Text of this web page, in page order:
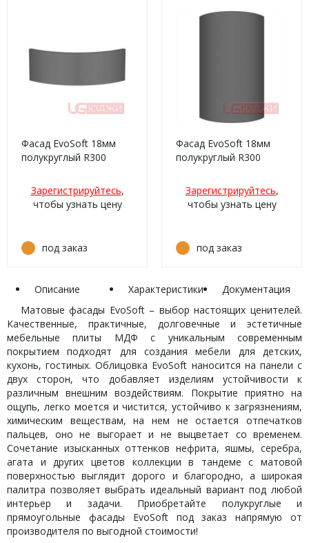
Фасад EvoSoft 18мм
полукруглый R300
EVS008 Холодный
жемчуг кромка цвет
Зарегистрируйтесь,
чтобы узнать цену
под заказ
Фасад EvoSoft 18мм
полукруглый R300
EVS008 Холодный
жемчуг кромка цвет
Зарегистрируйтесь,
чтобы узнать цену
под заказ
Описание Характеристики
Документация
Матовые фасады EvoSoft – выбор настоящих ценителей.
Качественные, практичные, долговечные и эстетичные
мебельные плиты МДФ с уникальным современным
покрытием подходят для создания мебели для детских,
кухонь, гостиных. Облицовка EvoSoft наносится на панели с
двух сторон, что добавляет изделиям устойчивости к
различным внешним воздействиям. Покрытие приятно на
ощупь, легко моется и чистится, устойчиво к загрязнениям,
химическим веществам, на нем не остается отпечатков
пальцев, оно не выгорает и не выцветает со временем.
Сочетание изысканных оттенков нефрита, яшмы, серебра,
агата и других цветов коллекции в тандеме с матовой
поверхностью выглядит дорого и благородно, а широкая
палитра позволяет выбрать идеальный вариант под любой
интерьер и задачи. Приобретайте полукруглые и
прямоугольные фасады EvoSoft под заказ напрямую от
производителя по выгодной стоимости!